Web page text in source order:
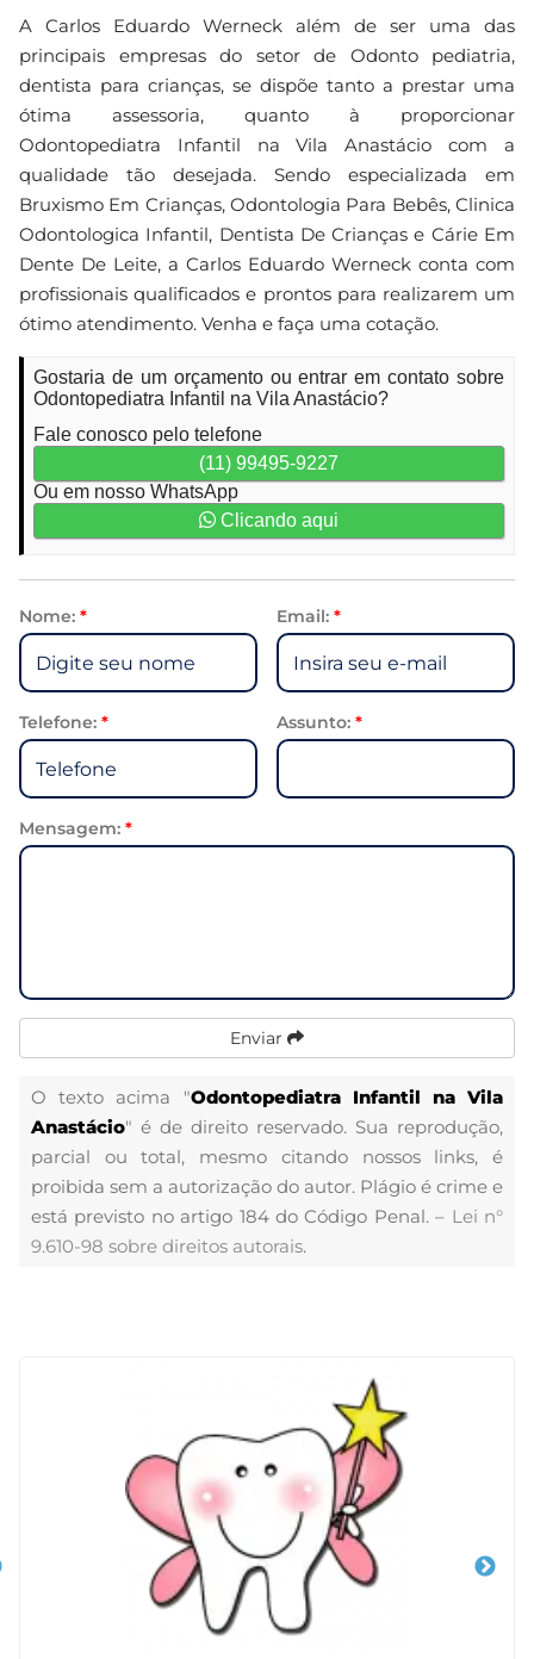
A Carlos Eduardo Werneck além de ser uma das
principais empresas do setor de Odonto pediatria,
dentista para crianças, se dispõe tanto a prestar uma
ótima assessoria, quanto à proporcionar
Odontopediatra Infantil na Vila Anastácio com a
qualidade tão desejada. Sendo especializada em
Bruxismo Em Crianças, Odontologia Para Bebês, Clinica
Odontologica Infantil, Dentista De Crianças e Cárie Em
Dente De Leite, a Carlos Eduardo Werneck conta com
profissionais qualificados e prontos para realizarem um
ótimo atendimento. Venha e faça uma cotação.
Gostaria de um orçamento ou entrar em contato sobre
Odontopediatra Infantil na Vila Anastácio?
Fale conosco pelo telefone
(11) 99495-9227
Ou em nosso WhatsApp
Clicando aqui
Nome: * Email: *
Telefone: * Assunto: *
Mensagem: *
Enviar
O texto acima "Odontopediatra Infantil na Vila
Anastácio" é de direito reservado. Sua reprodução,
parcial ou total, mesmo citando nossos links, é
proibida sem a autorização do autor. Plágio é crime e
está previsto no artigo 184 do Código Penal. – Lei n°
9.610-98 sobre direitos autorais.